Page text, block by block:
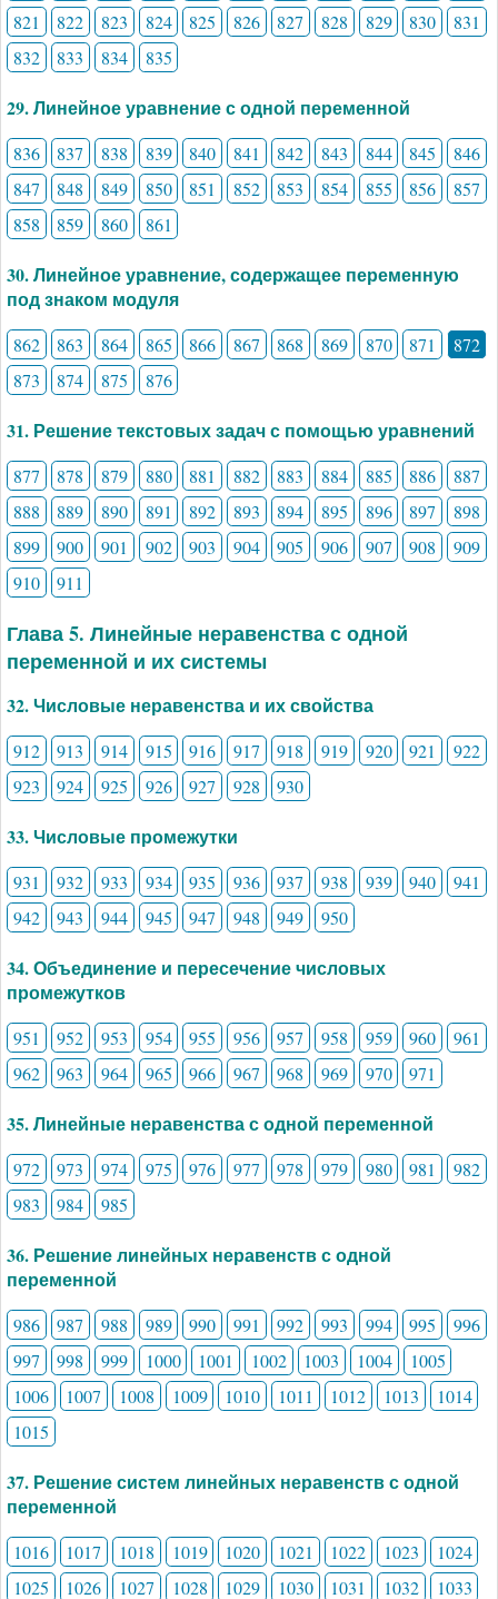
821
822 823 824 825 826 827 828 829 830
831
832
833 834 835
29. Линейное уравнение с одной переменной
836 837 838 839 840 841 842 843 844 845
846
847
848 849 850 851 852 853 854 855 856
857
858
859 860 861
30. Линейное уравнение, содержащее переменную
под знаком модуля
862 863 864 865 866 867 868 869 870 871
872
873
874 875 876
31. Решение текстовых задач с помощью уравнений
877 878 879 880 881 882 883 884 885 886
887
888
889 890 891 892 893 894 895 896 897
898
899
900 901 902 903 904 905 906 907 908
909
910
911
Глава 5. Линейные неравенства с одной
переменной и их системы
32. Числовые неравенства и их свойства
912 913 914 915 916 917 918 919 920 921
922
923
924 925 926 927 928 930
33. Числовые промежутки
931 932 933 934 935 936 937 938 939 940
941
942
943 944 945 947 948 949 950
34. Объединение и пересечение числовых
промежутков
951 952 953 954 955 956 957 958 959 960
961
962
963 964 965 966 967 968 969 970 971
35. Линейные неравенства с одной переменной
972 973 974 975 976 977 978 979 980 981
982
983
984 985
36. Решение линейных неравенств с одной
переменной
986 987 988 989 990 991 992 993 994 995
996
997
998 999 1000 1001 1002 1003 1004
1005
1006
1007 1008 1009 1010 1011 1012 1013
1014
1015
37. Решение систем линейных неравенств с одной
переменной
1016 1017 1018 1019 1020 1021 1022 1023
1024
1025
1026 1027 1028 1029 1030 1031 1032 1033